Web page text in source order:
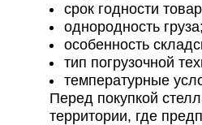
срок годности
однородность
особенность
тип погрузочной
температурные
Перед покупкой
территории, где